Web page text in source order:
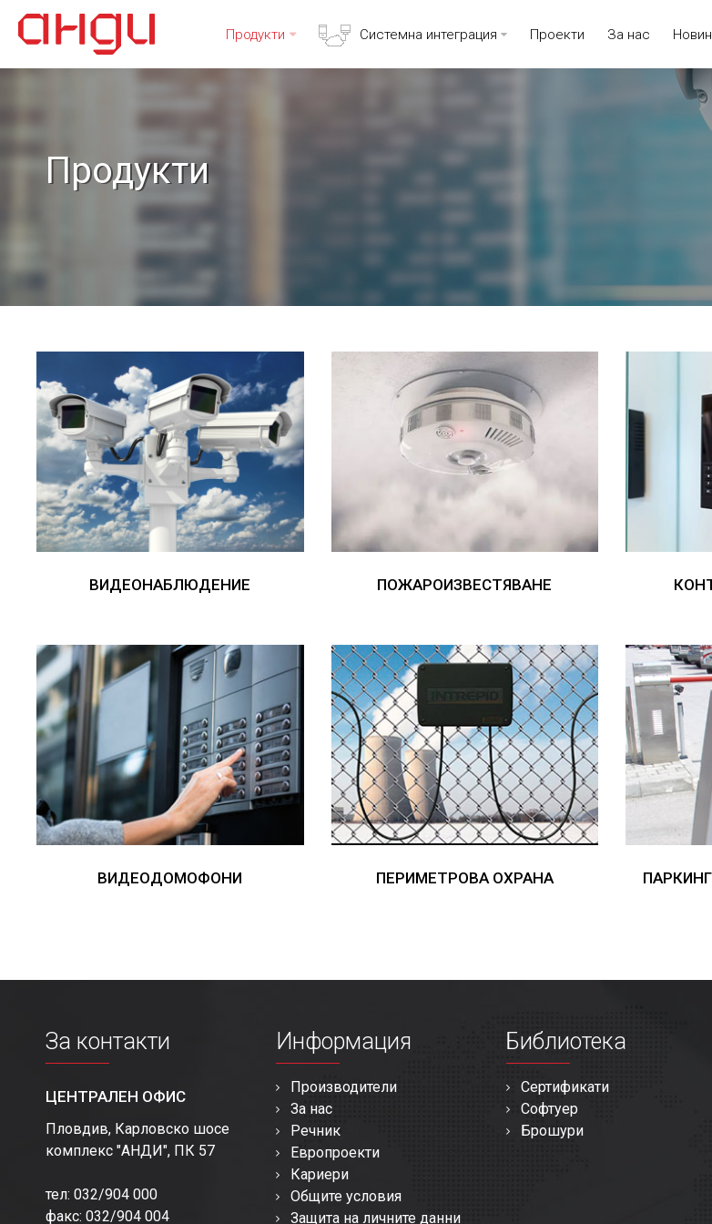
Продукти Системна интеграция Проекти За нас
Продукти
ВИДЕОНАБЛЮДЕНИЕ ПОЖАРОИЗВЕСТЯВАНЕ
ВИДЕОДОМОФОНИ ПЕРИМЕТРОВА ОХРАНА
За контакти
ЦЕНТРАЛЕН ОФИС
Пловдив, Карловско шосе
комплекс "АНДИ", ПК 57
тел: 032/904 000
факс: 032/904 004
Информация
Производители
За нас
Речник
Европроекти
Кариери
Общите условия
Защита на личните данни
Библиотека
Сертификати
Софтуер
Брошури